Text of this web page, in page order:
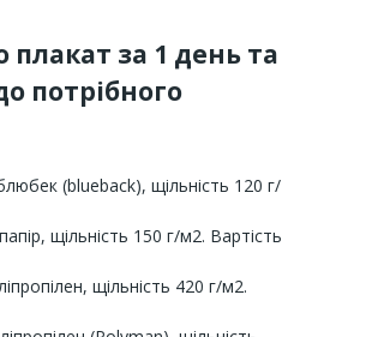
за 1 день та
потрібного
(blueback), щільність 120 г/
щільність 150 г/м2. Вартість
щільність 420 г/м2.